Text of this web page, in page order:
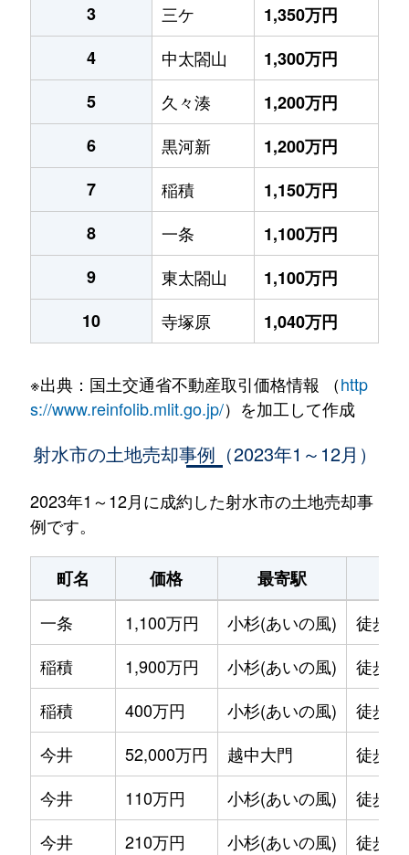
3
三ケ
1,350万円
4
中太閤山
1,300万円
5
久々湊
1,200万円
6
黒河新
1,200万円
7
稲積
1,150万円
8
一条
1,100万円
9
東太閤山
1,100万円
10
寺塚原 1,040万円
※出典：国土交通省不動産取引価格情報 （http
s://www.reinfolib.mlit.go.jp/）を加工して作成
射水市の土地売却事例（2023年1～12月）
2023年1～12月に成約した射水市の土地売却事
例です。
町名 価格 最寄駅
一条
1,100万円 小杉(あいの風)
徒歩
稲積
1,900万円 小杉(あいの風)
徒歩
稲積
400万円 小杉(あいの風)
徒歩
今井
52,000万円 越中大門
徒歩
今井
110万円 小杉(あいの風)
徒歩
今井
210万円 小杉(あいの風)
徒歩